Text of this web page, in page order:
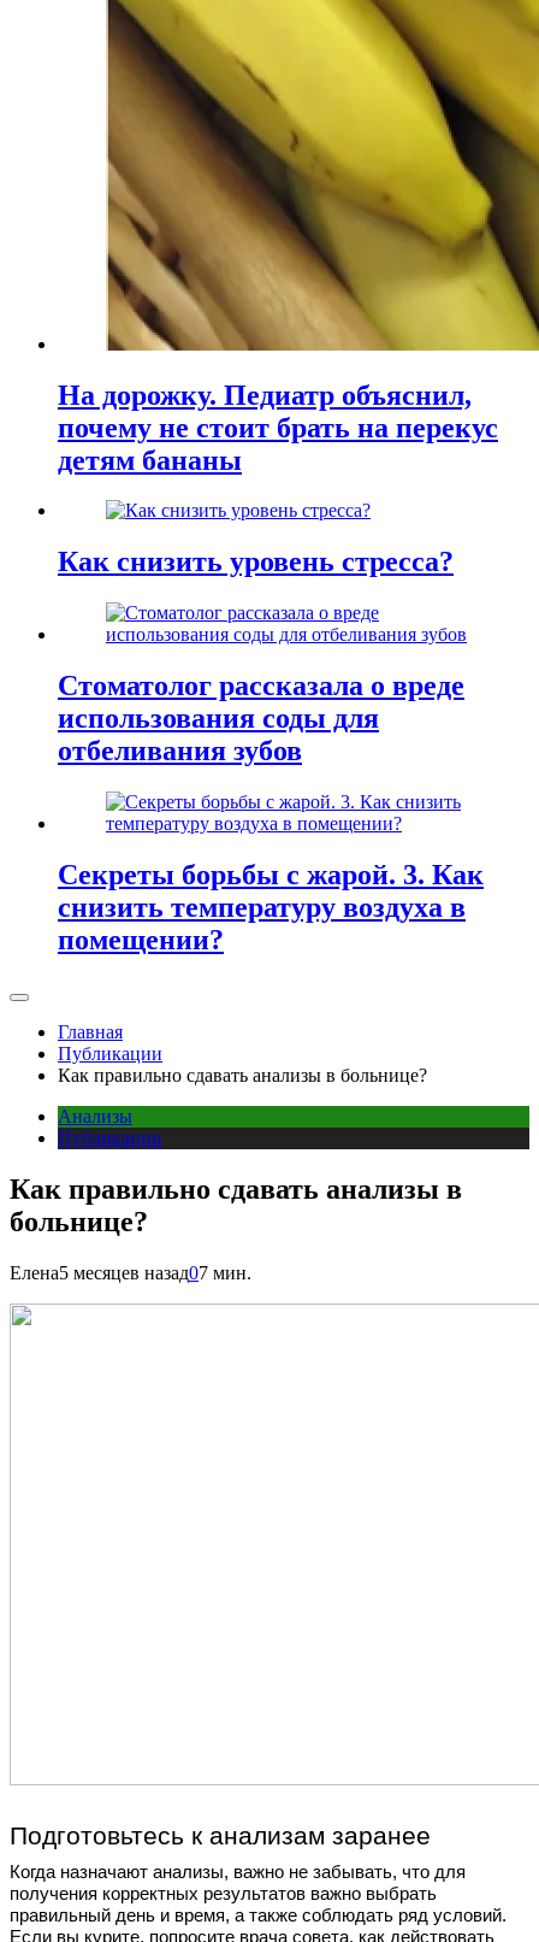
На дорожку. Педиатр объяснил,
почему не стоит брать на перекус
детям бананы
Как снизить уровень стресса?
Стоматолог рассказала о вреде
использования соды для
отбеливания зубов
Секреты борьбы с жарой. 3. Как
снизить температуру воздуха в
помещении?
Главная
Публикации
Как правильно сдавать анализы в больнице?
Анализы
Публикации
Как правильно сдавать анализы в
больнице?
Елена5 месяцев назад07 мин.
Подготовьтесь к анализам заранее
Когда назначают анализы, важно не забывать, что для
получения корректных результатов важно выбрать
правильный день и время, а также соблюдать ряд условий.
Если вы курите, попросите врача совета, как действовать